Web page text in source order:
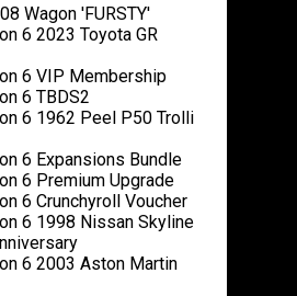
Wagon 'FURSTY'
6 2023 Toyota GR
6 VIP Membership
6 TBDS2
6 1962 Peel P50 Trolli
6 Expansions Bundle
6 Premium Upgrade
6 Crunchyroll Voucher
6 1998 Nissan Skyline
6 2003 Aston Martin